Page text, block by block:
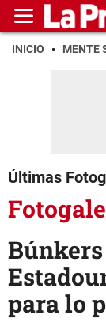
INICIO MENTE
Últimas
para lo